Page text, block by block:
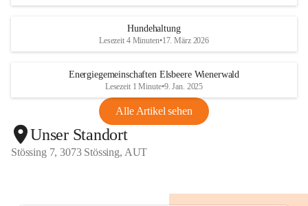
Hundehaltung
Lesezeit 4 Minuten•17. März 2026
Energiegemeinschaften Elsbeere Wienerwald
Lesezeit 1 Minute•9. Jan. 2025
Alle Artikel sehen
Unser Standort
Stössing 7, 3073 Stössing, AUT